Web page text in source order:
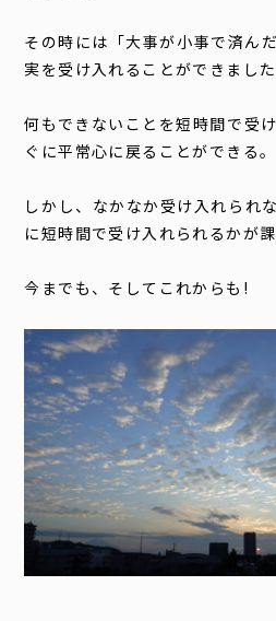
その時には「大事が小事で済ん
実を受け入れることができました
何もできないことを短時間で受
ぐに平常心に戻ることができる。
しかし、なかなか受け入れられ
に短時間で受け入れられるかが課
今までも、そしてこれからも!